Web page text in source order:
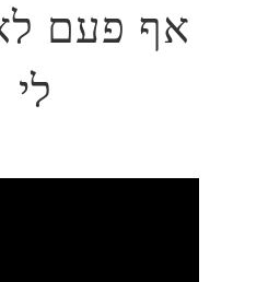
אף פעם
לי